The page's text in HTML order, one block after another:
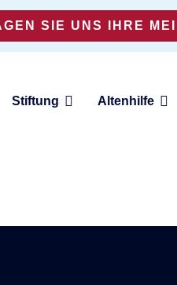
SIE UNS IHRE
Stiftung Altenhilfe